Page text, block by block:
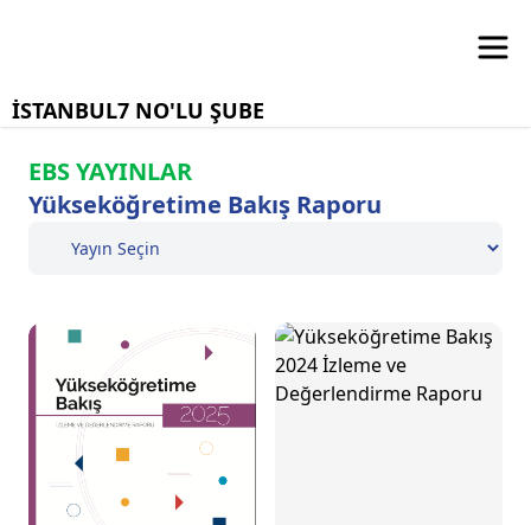
İSTANBUL7 NO'LU ŞUBE
EBS YAYINLAR
Yükseköğretime Bakış Raporu